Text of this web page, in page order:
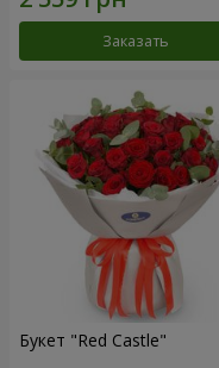
Заказать
Букет "Red Castle"